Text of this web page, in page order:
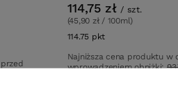
114,75 zł / szt.
(45,90 zł / 100ml)
114.75 pkt
Najniższa cena produktu w
wprowadzeniem obniżki: